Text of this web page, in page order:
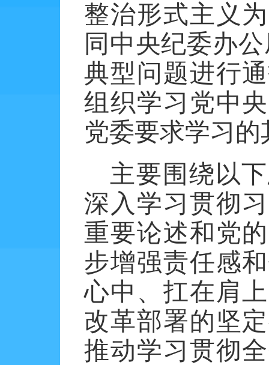
整治形式主义
同中央纪委办
典型问题进行
组织学习党中
党委要求学习
主要围绕以
深入学习贯彻
重要论述和党
步增强责任感
心中、扛在肩
改革部署的坚
推动学习贯彻